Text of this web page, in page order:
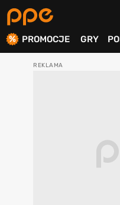
PROMOCJE GRY